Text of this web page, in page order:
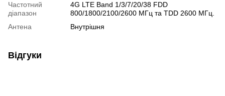
Частотний
діапазон
4G LTE Band 1/3/7/20/38 FDD
800/1800/2100/2600 МГц та TDD 2600 МГц.
Антена
Внутрішня
Відгуки